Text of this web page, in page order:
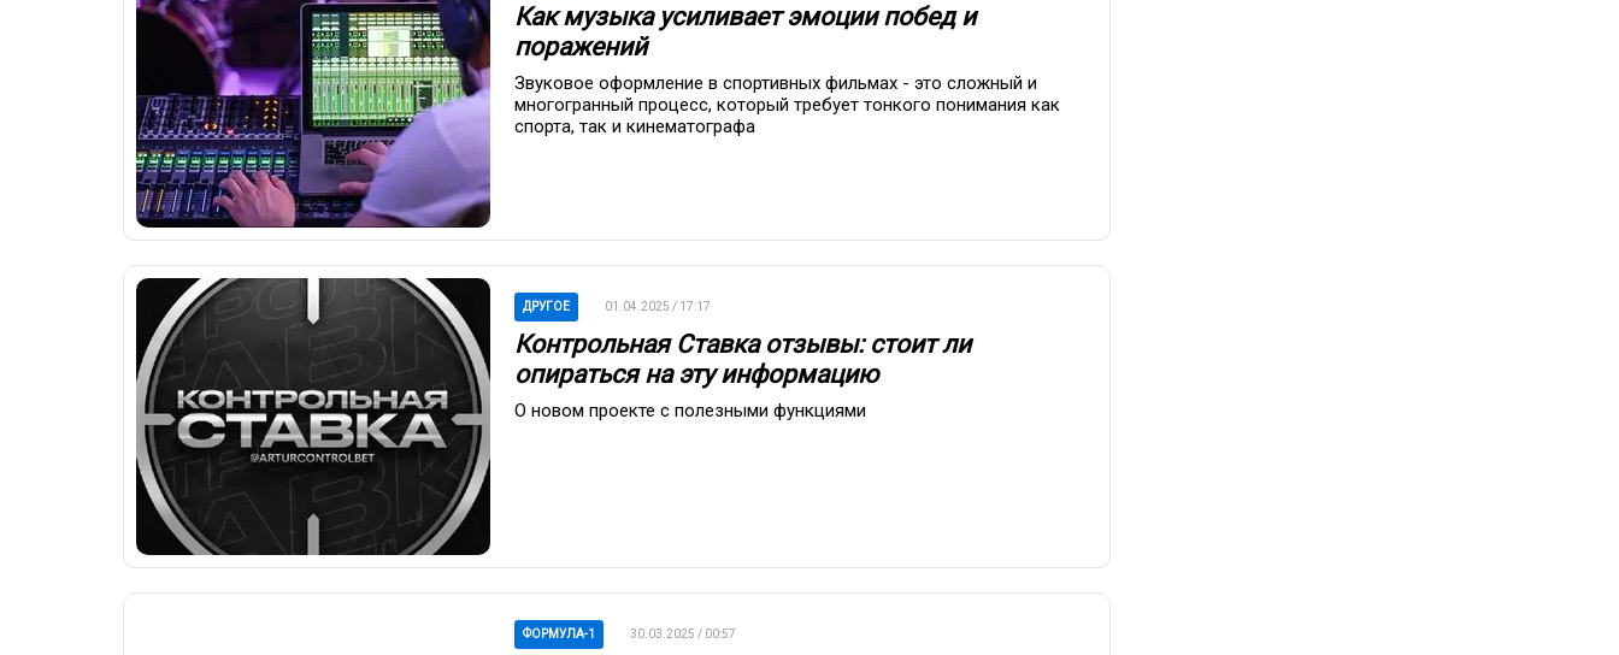
Как музыка усиливает эмоции побед и
поражений
Звуковое оформление в спортивных фильмах - это сложный и
многогранный процесс, который требует тонкого понимания как
спорта, так и кинематографа
ДРУГОЕ 01.04.2025 / 17:17
Контрольная Ставка отзывы: стоит ли
опираться на эту информацию
О новом проекте с полезными функциями
ФОРМУЛА-1 30.03.2025 / 00:57